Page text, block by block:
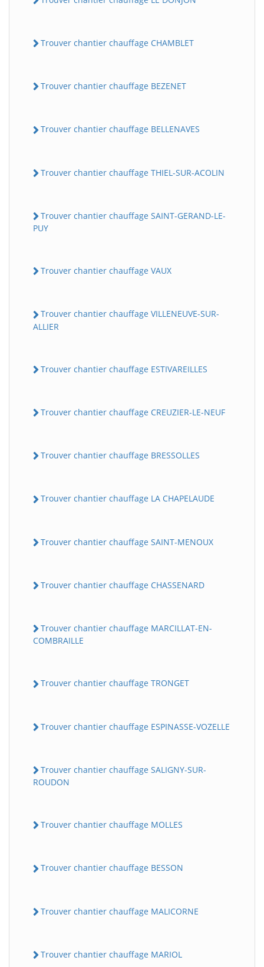
Trouver chantier chauffage CHAMBLET
Trouver chantier chauffage BEZENET
Trouver chantier chauffage BELLENAVES
Trouver chantier chauffage THIEL-SUR-ACOLIN
Trouver chantier chauffage SAINT-GERAND-LE-
PUY
Trouver chantier chauffage VAUX
Trouver chantier chauffage VILLENEUVE-SUR-
ALLIER
Trouver chantier chauffage ESTIVAREILLES
Trouver chantier chauffage CREUZIER-LE-NEUF
Trouver chantier chauffage BRESSOLLES
Trouver chantier chauffage LA CHAPELAUDE
Trouver chantier chauffage SAINT-MENOUX
Trouver chantier chauffage CHASSENARD
Trouver chantier chauffage MARCILLAT-EN-
COMBRAILLE
Trouver chantier chauffage TRONGET
Trouver chantier chauffage ESPINASSE-VOZELLE
Trouver chantier chauffage SALIGNY-SUR-
ROUDON
Trouver chantier chauffage MOLLES
Trouver chantier chauffage BESSON
Trouver chantier chauffage MALICORNE
Trouver chantier chauffage MARIOL